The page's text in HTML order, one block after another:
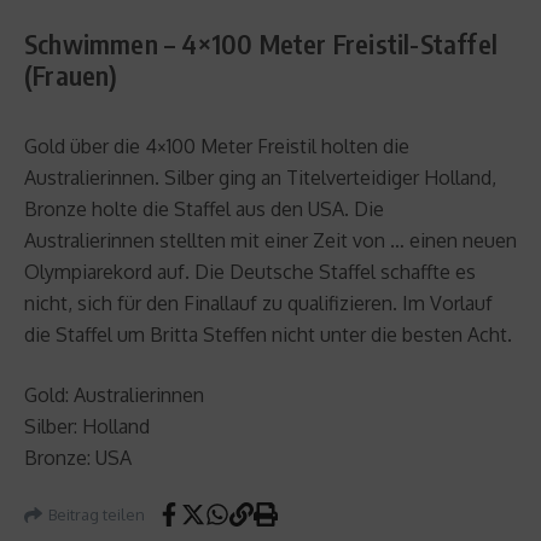
Schwimmen – 4×100 Meter Freistil-Staffel
(Frauen)
Gold über die 4×100 Meter Freistil holten die
Australierinnen. Silber ging an Titelverteidiger Holland,
Bronze holte die Staffel aus den USA. Die
Australierinnen stellten mit einer Zeit von … einen neuen
Olympiarekord auf. Die Deutsche Staffel schaffte es
nicht, sich für den Finallauf zu qualifizieren. Im Vorlauf
die Staffel um Britta Steffen nicht unter die besten Acht.
Gold: Australierinnen
Silber: Holland
Bronze: USA
Beitrag teilen